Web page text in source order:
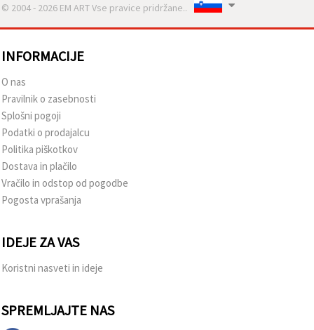
»Sprejmi
lahko
uporabo
vseh
piškotkov.
Ali pa v
Nastavitvah
označite
svoje
preference z
izbiro
določene
vrste
piškotkov
in klikom
na gumb
Sprejmi
vse
© 2004 - 2026 EM ART Vse pravice pridržane..
INFORMACIJE
O nas
Pravilnik o zasebnosti
Splošni pogoji
Podatki o prodajalcu
Politika piškotkov
Dostava in plačilo
Vračilo in odstop od pogodbe
Pogosta vprašanja
IDEJE ZA VAS
Koristni nasveti in ideje
SPREMLJAJTE NAS